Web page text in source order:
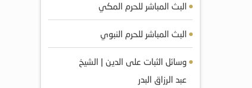
البث المباشر للحرم المكي
البث المباشر للحرم النبوي
وسائل الثبات على الدين | الشيخ
عبد الرزاق البدر